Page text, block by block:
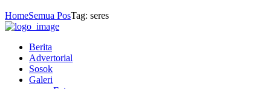
HomeSemua PosTag: seres
Berita
Advertorial
Sosok
Galeri